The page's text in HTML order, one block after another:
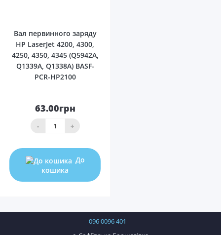
Вал первинного заряду
HP LaserJet 4200, 4300,
4250, 4350, 4345 (Q5942A,
Q1339A, Q1338A) BASF-
PCR-HP2100
63.00грн
- +
До
кошика
096 0096 401